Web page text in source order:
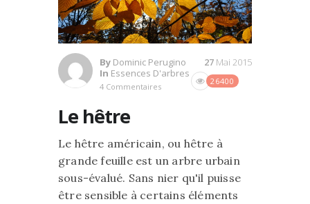
By Dominic Perugino
In Essences D'arbres
4 Commentaires
26400
27 Mai 2015
Le hêtre
Le hêtre américain, ou hêtre à
grande feuille est un arbre urbain
sous-évalué. Sans nier qu'il puisse
être sensible à certains éléments